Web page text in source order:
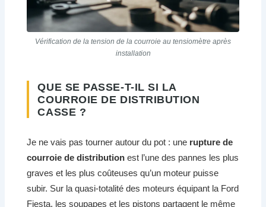
Vérification de la tension de la courroie au tensiomètre après
installation
QUE SE PASSE-T-IL SI LA
COURROIE DE DISTRIBUTION
CASSE ?
Je ne vais pas tourner autour du pot : une rupture de
courroie de distribution est l’une des pannes les plus
graves et les plus coûteuses qu’un moteur puisse
subir. Sur la quasi-totalité des moteurs équipant la Ford
Fiesta, les soupapes et les pistons partagent le même